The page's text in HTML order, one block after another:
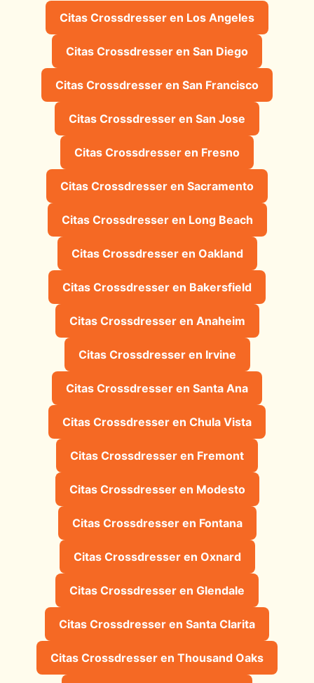
Citas Crossdresser en Los Angeles
Citas Crossdresser en San Diego
Citas Crossdresser en San Francisco
Citas Crossdresser en San Jose
Citas Crossdresser en Fresno
Citas Crossdresser en Sacramento
Citas Crossdresser en Long Beach
Citas Crossdresser en Oakland
Citas Crossdresser en Bakersfield
Citas Crossdresser en Anaheim
Citas Crossdresser en Irvine
Citas Crossdresser en Santa Ana
Citas Crossdresser en Chula Vista
Citas Crossdresser en Fremont
Citas Crossdresser en Modesto
Citas Crossdresser en Fontana
Citas Crossdresser en Oxnard
Citas Crossdresser en Glendale
Citas Crossdresser en Santa Clarita
Citas Crossdresser en Thousand Oaks